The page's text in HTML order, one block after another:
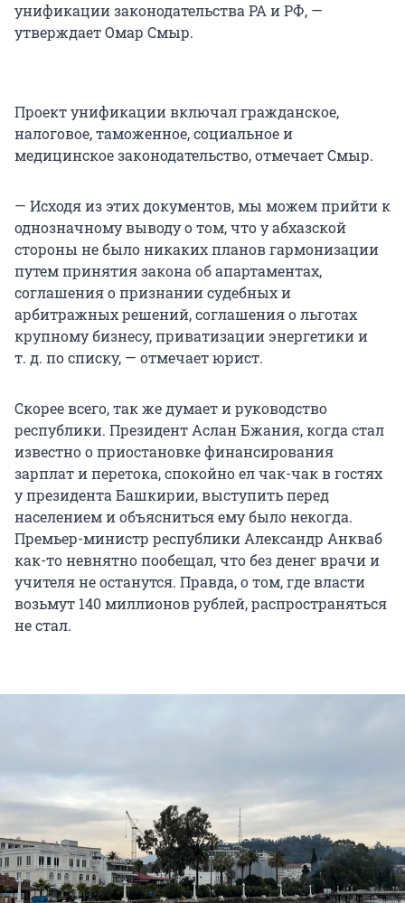
унификации законодательства РА и РФ, —
утверждает Омар Смыр.
Проект унификации включал гражданское,
налоговое, таможенное, социальное и
медицинское законодательство, отмечает Смыр.
— Исходя из этих документов, мы можем прийти к
однозначному выводу о том, что у абхазской
стороны не было никаких планов гармонизации
путем принятия закона об апартаментах,
соглашения о признании судебных и
арбитражных решений, соглашения о льготах
крупному бизнесу, приватизации энергетики и
т. д. по списку, — отмечает юрист.
Скорее всего, так же думает и руководство
республики. Президент Аслан Бжания, когда стал
известно о приостановке финансирования
зарплат и перетока, спокойно ел чак-чак в гостях
у президента Башкирии, выступить перед
населением и объясниться ему было некогда.
Премьер-министр республики Александр Анкваб
как-то невнятно пообещал, что без денег врачи и
учителя не останутся. Правда, о том, где власти
возьмут 140 миллионов рублей, распространяться
не стал.